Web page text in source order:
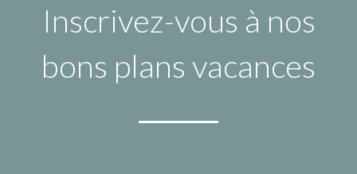
Inscrivez-vous à nos
bons plans vacances